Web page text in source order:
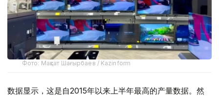
Фото: Мақсат Шағырбаев / Kazinform
数据显示，这是自2015年以来上半年最高的产量数据。然